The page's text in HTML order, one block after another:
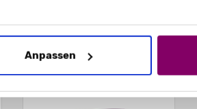
Anpassen